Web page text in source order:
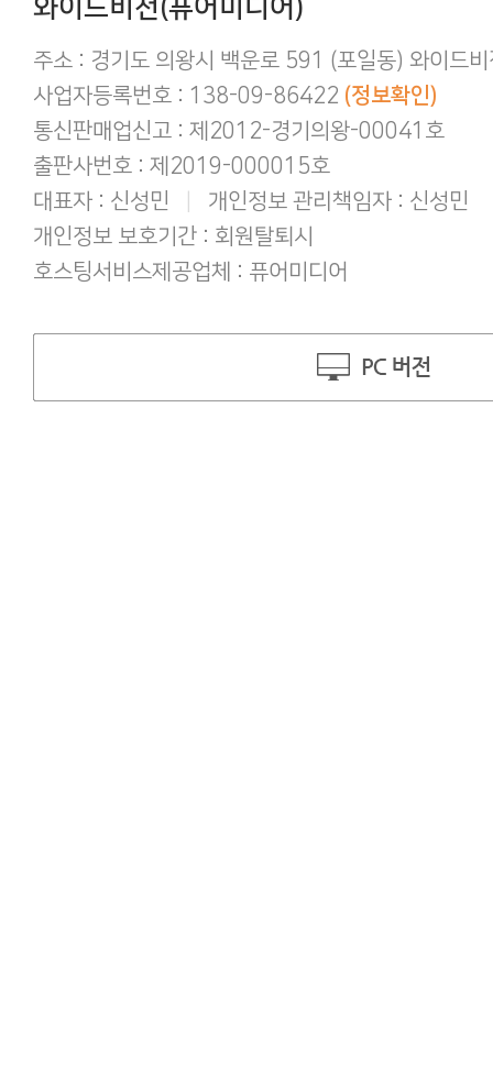
구매 후 후기작성 방법!
와이드비전(퓨어미디어)
주소 : 경기도 의왕시 백운로 591 (포일동) 와이드비
사업자등록번호 : 138-09-86422 (정보확인)
통신판매업신고 : 제2012-경기의왕-00041호
출판사번호 : 제2019-000015호
대표자 : 신성민
개인정보 관리책임자 : 신성민
개인정보 보호기간 : 회원탈퇴시
호스팅서비스제공업체 : 퓨어미디어